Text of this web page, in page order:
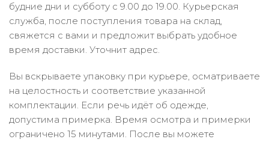
будние дни и субботу с 9.00 до 19.00. Курьерская
служба, после поступления товара на склад,
свяжется с вами и предложит выбрать удобное
время доставки. Уточнит адрес.
Вы вскрываете упаковку при курьере, осматриваете
на целостность и соответствие указанной
комплектации. Если речь идёт об одежде,
допустима примерка. Время осмотра и примерки
ограничено 15 минутами. После вы можете